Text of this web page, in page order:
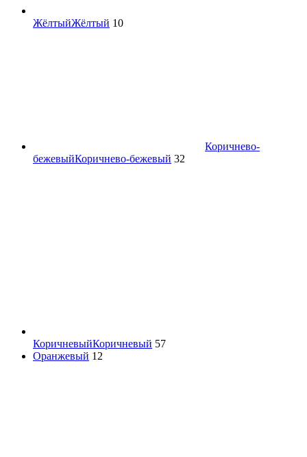
ЖёлтыйЖёлтый 10
Коричнево-
бежевыйКоричнево-бежевый 32
КоричневыйКоричневый 57
Оранжевый 12